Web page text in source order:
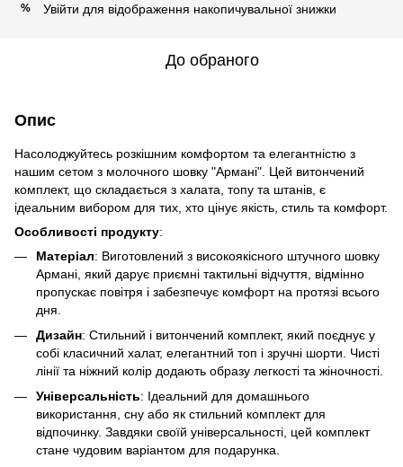
% Увійти для відображення накопичувальної знижки
До обраного
Опис
Насолоджуйтесь розкішним комфортом та елегантністю з
нашим сетом з молочного шовку "Армані". Цей витончений
комплект, що складається з халата, топу та штанів, є
ідеальним вибором для тих, хто цінує якість, стиль та комфорт.
Особливості продукту:
Матеріал: Виготовлений з високоякісного штучного шовку
Армані, який дарує приємні тактильні відчуття, відмінно
пропускає повітря і забезпечує комфорт на протязі всього
дня.
Дизайн: Стильний і витончений комплект, який поєднує у
собі класичний халат, елегантний топ і зручні шорти. Чисті
лінії та ніжний колір додають образу легкості та жіночності.
Універсальність: Ідеальний для домашнього
використання, сну або як стильний комплект для
відпочинку. Завдяки своїй універсальності, цей комплект
стане чудовим варіантом для подарунка.